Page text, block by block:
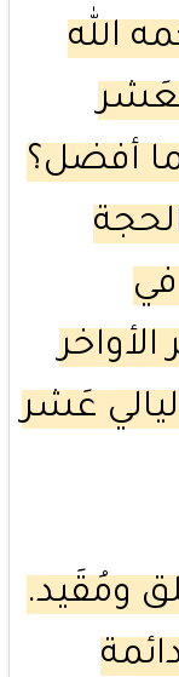
الله
أفضل؟
عَشر
ومُقَيد.